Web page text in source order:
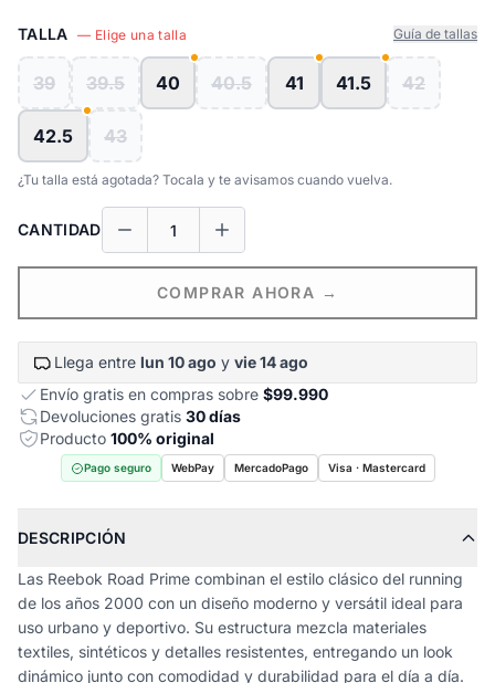
TALLA — Elige una talla Guía de tallas
39 39.5 40 40.5 41 41.5 42
42.5 43
¿Tu talla está agotada? Tocala y te avisamos cuando vuelva.
CANTIDAD
COMPRAR AHORA →
Llega entre lun 10 ago y vie 14 ago
Envío gratis en compras sobre $99.990
Devoluciones gratis 30 días
Producto 100% original
Pago seguro WebPay MercadoPago Visa · Mastercard
DESCRIPCIÓN
Las Reebok Road Prime combinan el estilo clásico del running
de los años 2000 con un diseño moderno y versátil ideal para
uso urbano y deportivo. Su estructura mezcla materiales
textiles, sintéticos y detalles resistentes, entregando un look
dinámico junto con comodidad y durabilidad para el día a día.